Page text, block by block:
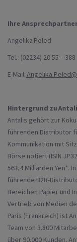
Ihre
Angelika Peled
Tel.: (02234) 20 55 –
E-Mail:
Hintergrund zu
Antalis gehört zur
führenden Distributor
Kommunikation mit
Börse notiert (ISIN
563,4 Milliarden Yen*.
führende B2B-
Bereichen Papier und
Vertrieb von Medien
Paris (Frankreich) ist
Team von 3.800
über 90.000 Kunden.